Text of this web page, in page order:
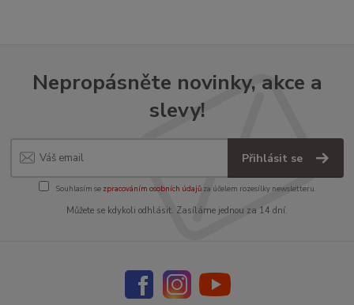
Nepropásněte novinky, akce a
slevy!
Přihlásit se
Souhlasím se zpracováním osobních údajůza účelem rozesílky newsletteru.
Můžete se kdykoli odhlásit. Zasíláme jednou za 14 dní.